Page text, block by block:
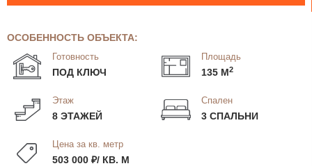
ОСОБЕННОСТЬ ОБЪЕКТА:
Готовность
ПОД КЛЮЧ
Площадь
135 М2
Этаж
8 ЭТАЖЕЙ
Спален
3 СПАЛЬНИ
Цена за кв. метр
503 000 ₽/ КВ. М